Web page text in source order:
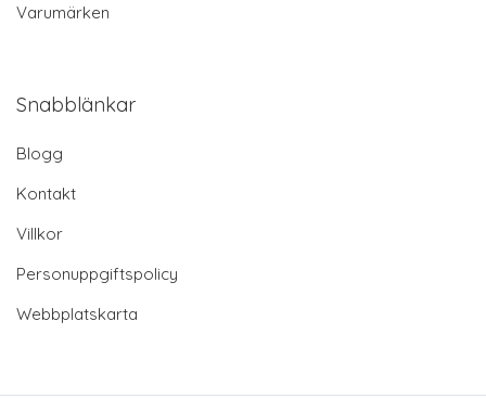
Varumärken
Snabblänkar
Blogg
Kontakt
Villkor
Personuppgiftspolicy
Webbplatskarta